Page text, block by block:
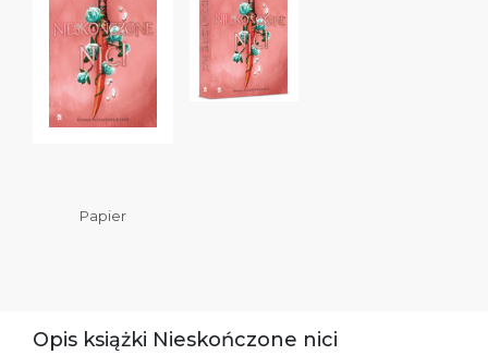
Papier
Opis książki Nieskończone nici